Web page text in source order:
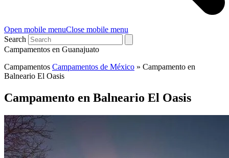
Open mobile menuClose mobile menu
Search
Campamentos en Guanajuato
Campamentos Campamentos de México » Campamento en
Balneario El Oasis
Campamento en Balneario El Oasis